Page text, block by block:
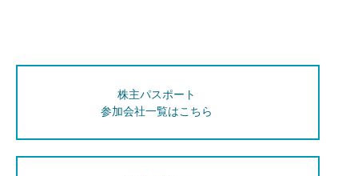
株主パスポート
参加会社一覧はこちら